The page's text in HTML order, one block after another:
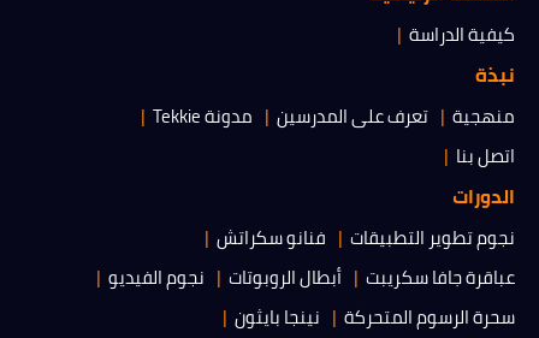
كيفية الدراسة
نبذة
منهجية تعرف على المدرسين
مدونة Tekkie
اتصل بنا
الدورات
نجوم تطوير التطبيقات
فنانو سكراتش
عباقرة جافا سكريبت
أبطال الروبوتات
نجوم الفيديو
سحرة الرسوم المتحركة
نينجا بايثون